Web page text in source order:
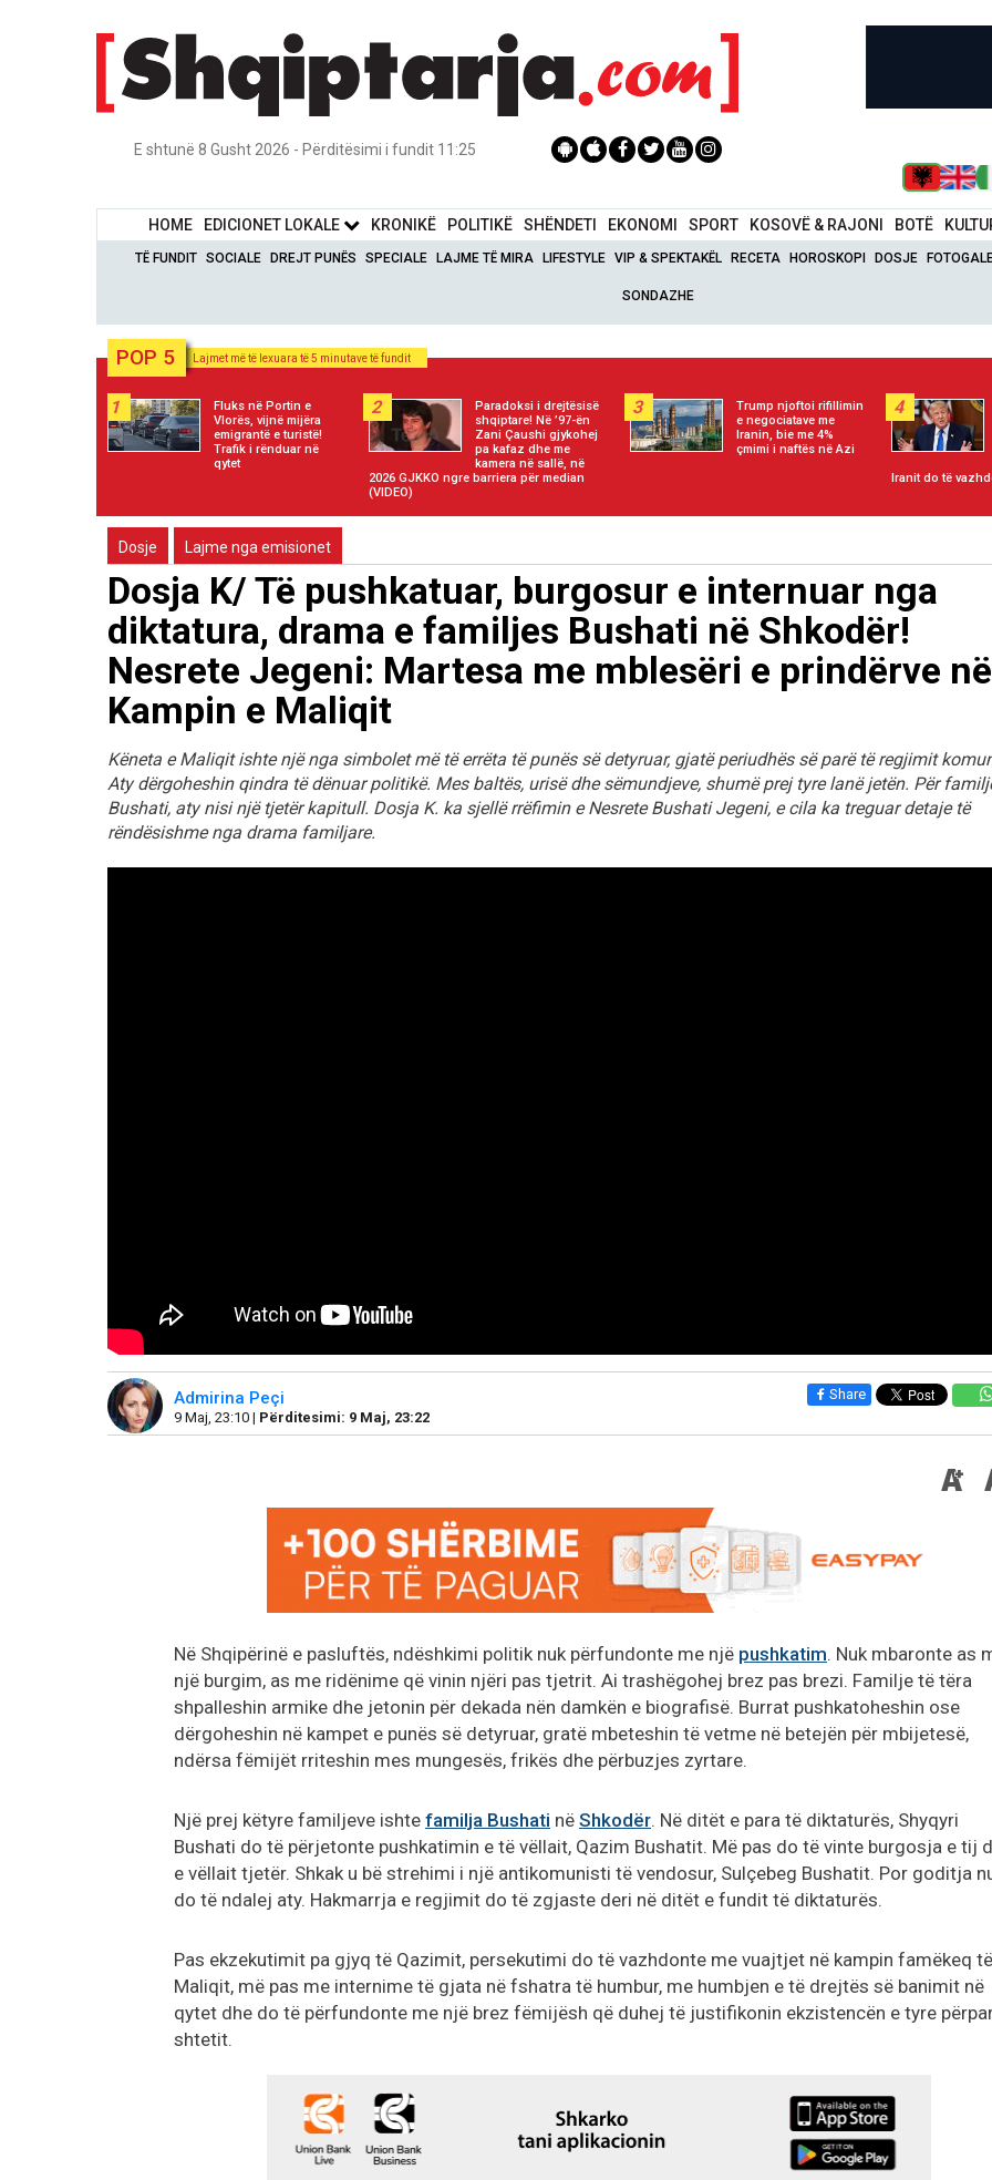
E shtunë 8 Gusht 2026 - Përditësimi i fundit 11:25
HOME EDICIONET LOKALE KRONIKË POLITIKË SHËNDETI EKONOMI SPORT KOSOVË & RAJONI BOTË
TË FUNDIT SOCIALE DREJT PUNËS SPECIALE LAJME TË MIRA LIFESTYLE VIP & SPEKTAKËL RECETA HOROSKOPI DOSJE
SONDAZHE
POP 5 Lajmet më të lexuara të 5 minutave të fundit
1
Fluks në Portin e
Vlorës, vijnë mijëra
emigrantë e turistë!
Trafik i rënduar në
qytet
2
Paradoksi i drejtësisë
shqiptare! Në ’97-ën
Zani Çaushi gjykohej
pa kafaz dhe me
kamera në sallë, në
2026 GJKKO ngre barriera për median
(VIDEO)
3
Trump njoftoi rifillimin
e negociatave me
Iranin, bie me 4%
çmimi i naftës në Azi
4
Iranit do të
Dosje Lajme nga emisionet
Dosja K/ Të pushkatuar, burgosur e internuar nga
diktatura, drama e familjes Bushati në Shkodër!
Nesrete Jegeni: Martesa me mblesëri e prindërve në
Kampin e Maliqit
Këneta e Maliqit ishte një nga simbolet më të errëta të punës së detyruar, gjatë periudhës së parë të regjimit
Aty dërgoheshin qindra të dënuar politikë. Mes baltës, urisë dhe sëmundjeve, shumë prej tyre lanë jetën. Për
Bushati, aty nisi një tjetër kapitull. Dosja K. ka sjellë rrëfimin e Nesrete Bushati Jegeni, e cila ka treguar detaje të
rëndësishme nga drama familjare.
Admirina Peçi
9 Maj, 23:10 | Përditesimi: 9 Maj, 23:22
Share
Në Shqipërinë e pasluftës, ndëshkimi politik nuk përfundonte me një pushkatim. Nuk mbaronte as
një burgim, as me ridënime që vinin njëri pas tjetrit. Ai trashëgohej brez pas brezi. Familje të tëra
shpalleshin armike dhe jetonin për dekada nën damkën e biografisë. Burrat pushkatoheshin ose
dërgoheshin në kampet e punës së detyruar, gratë mbeteshin të vetme në betejën për mbijetesë,
ndërsa fëmijët rriteshin mes mungesës, frikës dhe përbuzjes zyrtare.
Një prej këtyre familjeve ishte familja Bushati në Shkodër. Në ditët e para të diktaturës, Shyqyri
Bushati do të përjetonte pushkatimin e të vëllait, Qazim Bushatit. Më pas do të vinte burgosja e tij
e vëllait tjetër. Shkak u bë strehimi i një antikomunisti të vendosur, Sulçebeg Bushatit. Por goditja
do të ndalej aty. Hakmarrja e regjimit do të zgjaste deri në ditët e fundit të diktaturës.
Pas ekzekutimit pa gjyq të Qazimit, persekutimi do të vazhdonte me vuajtjet në kampin famëkeq të
Maliqit, më pas me internime të gjata në fshatra të humbur, me humbjen e të drejtës së banimit në
qytet dhe do të përfundonte me një brez fëmijësh që duhej të justifikonin ekzistencën e tyre
shtetit.